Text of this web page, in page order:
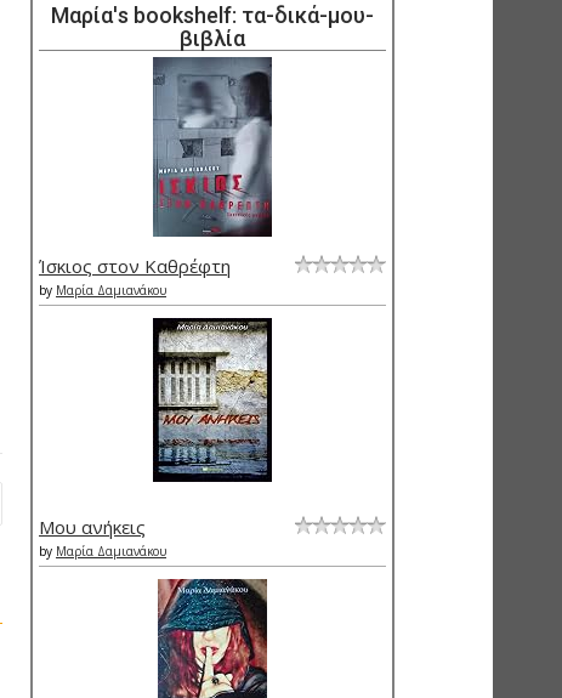
Μαρία's bookshelf: τα-δικά-μου-
βιβλία
Ίσκιος στον Καθρέφτη
by Μαρία Δαμιανάκου
Μου ανήκεις
by Μαρία Δαμιανάκου